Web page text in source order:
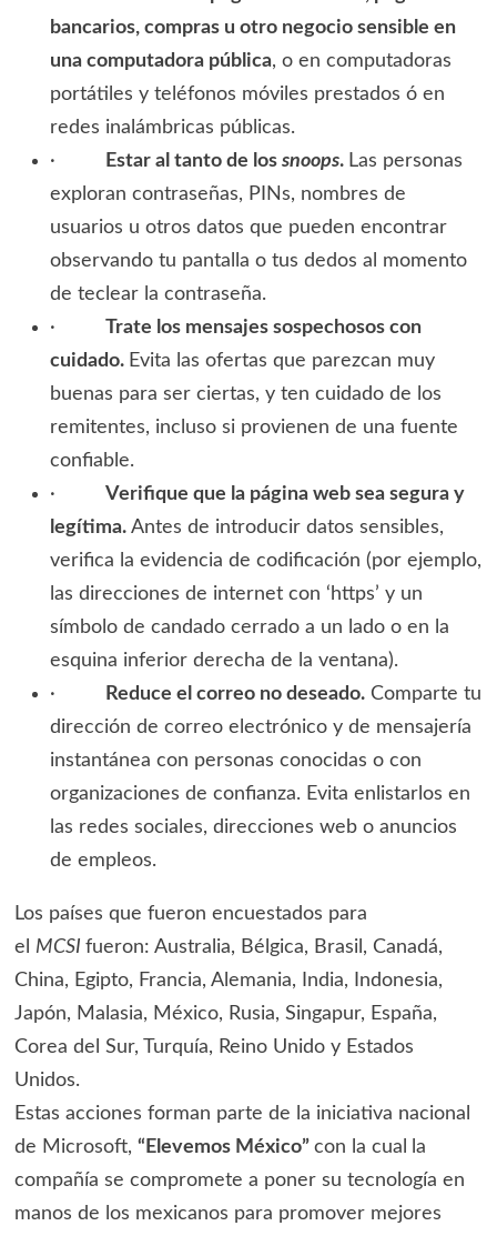
bancarios, compras u otro negocio sensible en
una computadora pública, o en computadoras
portátiles y teléfonos móviles prestados ó en
redes inalámbricas públicas.
·
Estar al tanto de los snoops. Las personas
exploran contraseñas, PINs, nombres de
usuarios u otros datos que pueden encontrar
observando tu pantalla o tus dedos al momento
de teclear la contraseña.
·
Trate los mensajes sospechosos con
cuidado. Evita las ofertas que parezcan muy
buenas para ser ciertas, y ten cuidado de los
remitentes, incluso si provienen de una fuente
confiable.
· Verifique que la página web sea segura y
legítima. Antes de introducir datos sensibles,
verifica la evidencia de codificación (por ejemplo,
las direcciones de internet con ‘https’ y un
símbolo de candado cerrado a un lado o en la
esquina inferior derecha de la ventana).
·
Reduce el correo no deseado.Comparte tu
dirección de correo electrónico y de mensajería
instantánea con personas conocidas o con
organizaciones de confianza. Evita enlistarlos en
las redes sociales, direcciones web o anuncios
de empleos.
Los países que fueron encuestados para
el MCSI fueron: Australia, Bélgica, Brasil, Canadá,
China, Egipto, Francia, Alemania, India, Indonesia,
Japón, Malasia, México, Rusia, Singapur, España,
Corea del Sur, Turquía, Reino Unido y Estados
Unidos.
Estas acciones forman parte de la iniciativa nacional
de Microsoft, “Elevemos México” con la cual
la
compañía se compromete a poner su tecnología en
manos de los mexicanos para promover mejores